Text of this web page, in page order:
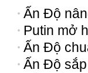
Ấn Độ
Putin mở
Ấn Độ
Ấn Độ